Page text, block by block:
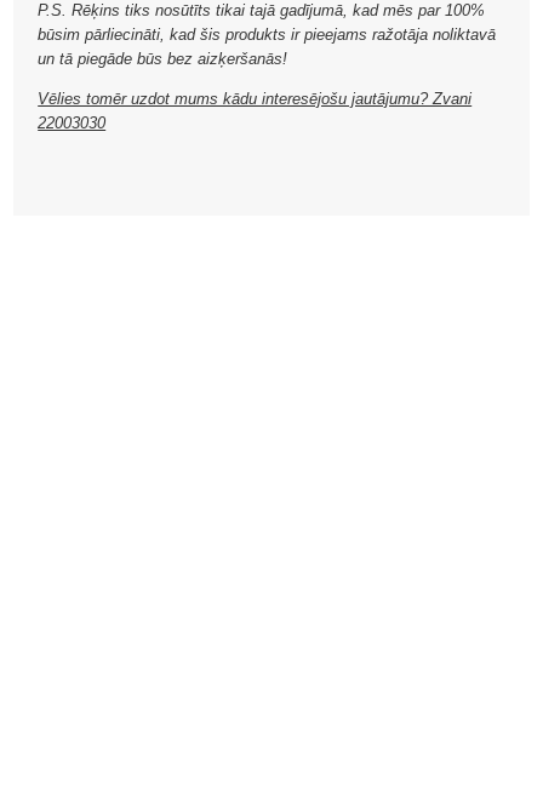
P.S. Rēķins tiks nosūtīts tikai tajā gadījumā, kad mēs par 100%
būsim pārliecināti, kad šis produkts ir pieejams ražotāja noliktavā
un tā piegāde būs bez aizķeršanās!
Vēlies tomēr uzdot mums kādu interesējošu jautājumu? Zvani
22003030